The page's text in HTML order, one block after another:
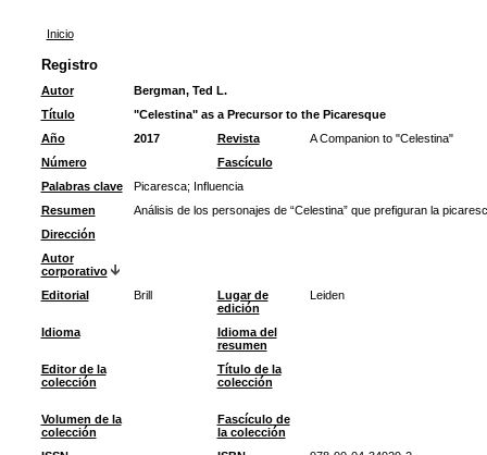
Inicio
Registro
Autor
Bergman, Ted L.
Título
"Celestina" as a Precursor to the Picaresque
Año
2017 Revista
A Companion to "Celestina"
Número
Fascículo
Palabras clave
Picaresca; Influencia
Resumen
Análisis de los personajes de “Celestina” que prefiguran la
Dirección
Autor
corporativo
Editorial
Brill
Lugar de
edición
Leiden
Idioma
Idioma del
resumen
Editor de la
colección
Título de la
colección
Volumen de la
colección
Fascículo de
la colección